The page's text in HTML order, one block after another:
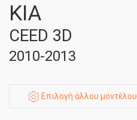
KIA
CEED 3D
2010-2013
Επιλογή άλλου μοντέλου